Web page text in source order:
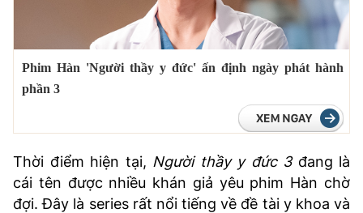
TRA CỨU PHƯỜNG XÃ
CỐNG HIẾN
LIÊN HỆ QUẢNG CÁO
Phim Hàn 'Người thầy y đức' ấn định ngày phát hành
phần 3
Thời điểm hiện tại, Người thầy y đức 3đang là
cái tên được nhiều khán giả yêu phim Hàn chờ
đợi. Đây là series rất nổi tiếng về đề tài y khoa và